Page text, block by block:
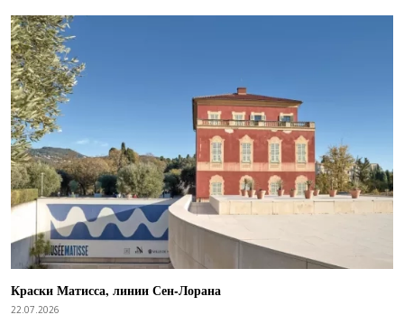
Краски Матисса, линии Сен-Лорана
22.07.2026